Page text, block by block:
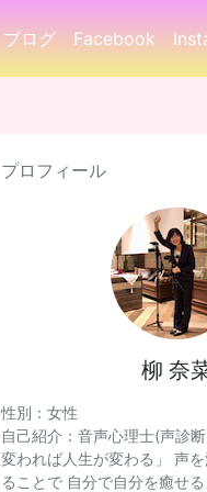
ブログ Facebook
プロフィール
柳 奈
性別：女性
自己紹介：音声心理士(声診
変われば人生が変わる」 声
ることで 自分で自分を癒せ